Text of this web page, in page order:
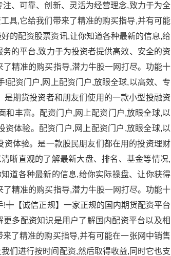
、可靠、创新、灵活为经营理念,致力于为全
具,它给我们带来了精准的购买指导,并有可能
的配资股票资讯,让你知道各种最新的信息,给
的平台,致力于为投资者提供高效、安全的资
精准的购买指导,潜力牛股一网打尽。功能十
配资门户,网上配资门户,放眼全球,以高效、专
期货投资者和朋友们使用的一款小型投融资
和丰富。配资门户,网上配资门户,放眼全球,以
体验。配资门户,网上配资门户,放眼全球,以
体验。是一款股民朋友们都在用的投资理财
晰直观的了解最新大盘、排名、基金等情况,
道各种最新的信息,给你实际操盘、让你获得
精准的购买指导,潜力牛股一网打尽。功能十
!┿【诚信正规】一家正规的国内期货配资平台
多配资知识是用户了解国内配资平台以及相
了精准的购买指导,并有可能在一张网中销售
们进行按时间配资,然后取得收益,同时它也支